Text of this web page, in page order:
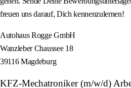
freuen uns darauf, Dich kennenzulernen!
Autohaus Rogge GmbH
Wanzleber Chaussee 18
39116 Magdeburg
KFZ-Mechatroniker (m/w/d)